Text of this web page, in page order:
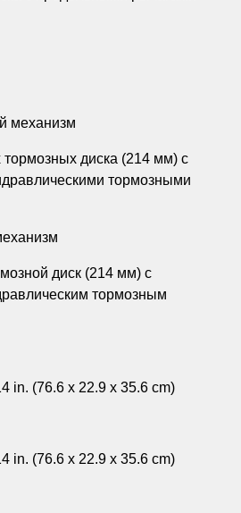
механизм
диска (214 мм) с
тормозными
диск (214 мм) с
тормозным
in. (76.6 x 22.9 x 35.6 cm)
in. (76.6 x 22.9 x 35.6 cm)